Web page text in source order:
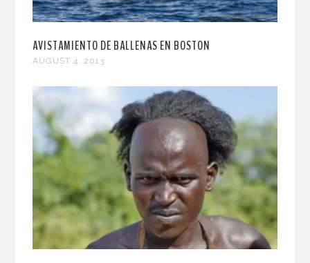
AVISTAMIENTO DE BALLENAS EN BOSTON
AUGUST 4, 2013